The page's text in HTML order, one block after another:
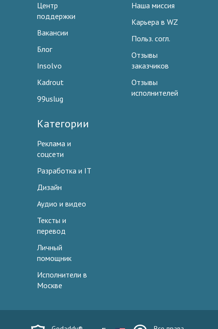
Центр
поддержки
Вакансии
Блог
Insolvo
Kadrout
99uslug
Наша миссия
Карьера в WZ
Польз. согл.
Отзывы
заказчиков
Отзывы
исполнителей
Категории
Реклама и
соцсети
Разработка и IT
Дизайн
Аудио и видео
Тексты и
перевод
Личный
помощник
Исполнители в
Москве